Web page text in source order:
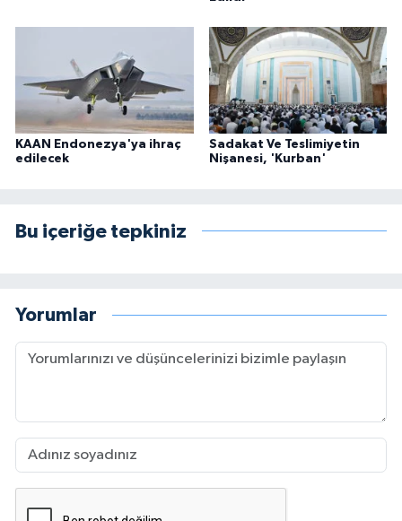
KAAN Endonezya'ya ihraç
edilecek
Sadakat Ve Teslimiyetin
Nişanesi, 'Kurban'
Bu içeriğe tepkiniz
Yorumlar